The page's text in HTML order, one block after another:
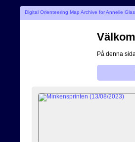
Digital Orienteering Map Archive for Annelie
På denna